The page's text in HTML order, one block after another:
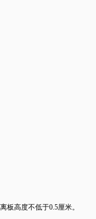
板高度不低于0.5厘米。